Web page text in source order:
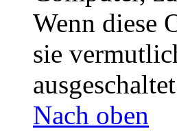
Wenn diese
sie
Nach oben